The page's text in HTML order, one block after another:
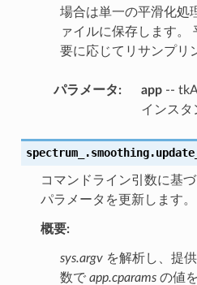
場合は単一の平滑化処
ァイルに保存します。
要に応じてリサンプリ
パラメータ: app--
インスタ
spectrum_.smoothing.
コマンドライン引数に基
パラメータを更新します。
概要:
sys.argvを解析し、提供
数で app.cparamsの値